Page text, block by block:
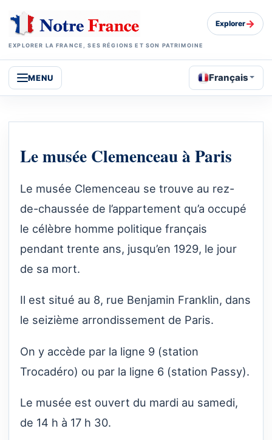
EXPLORER LA FRANCE, SES RÉGIONS ET SON PATRIMOINE
Explorer→
MENU Français
Le musée Clemenceau à Paris
Le musée Clemenceau se trouve au rez-
de-chaussée de l’appartement qu’a occupé
le célèbre homme politique français
pendant trente ans, jusqu’en 1929, le jour
de sa mort.
Il est situé au 8, rue Benjamin Franklin, dans
le seizième arrondissement de Paris.
On y accède par la ligne 9 (station
Trocadéro) ou par la ligne 6 (station Passy).
Le musée est ouvert du mardi au samedi,
de 14 h à 17 h 30.